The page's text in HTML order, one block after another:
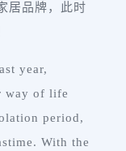
居品牌，此时
year,
way of life
period,
With the